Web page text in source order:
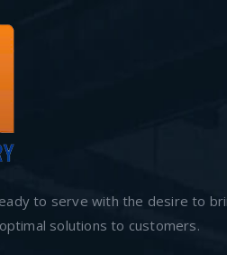
to serve with the desire to
solutions to customers.